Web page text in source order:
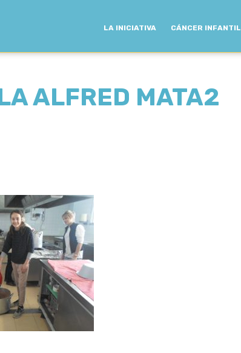
LA INICIATIVA CÁNCER INFANTIL
ALFRED MATA2